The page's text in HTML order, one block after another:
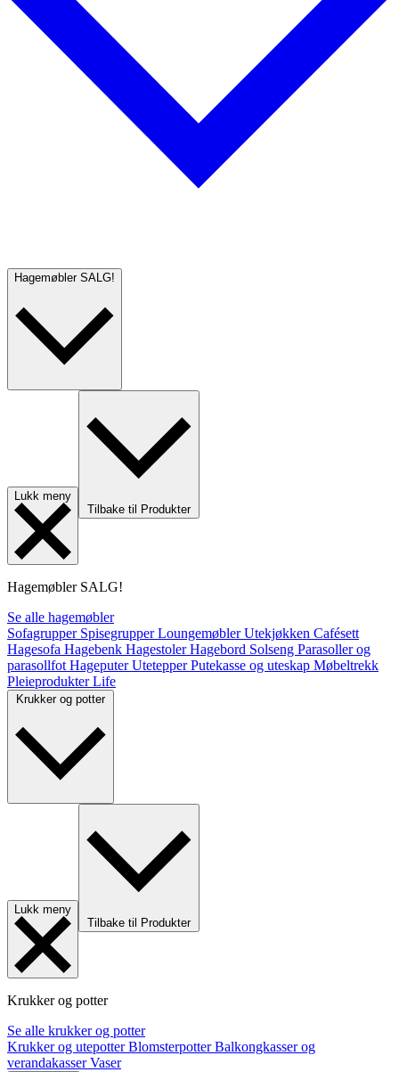
Hagemøbler SALG!
Lukk meny
Tilbake til Produkter
Hagemøbler SALG!
Se alle hagemøbler
Sofagrupper SpisegrupperLoungemøblerUtekjøkken Cafésett
Hagesofa Hagebenk HagestolerHagebord Solseng Parasoller og
parasollfot HageputerUtetepperPutekasse og uteskap Møbeltrekk
PleieprodukterLife
Krukker og potter
Lukk meny
Tilbake til Produkter
Krukker og potter
Se alle krukker og potter
Krukker og utepotterBlomsterpotterBalkongkasser og
verandakasserVaser